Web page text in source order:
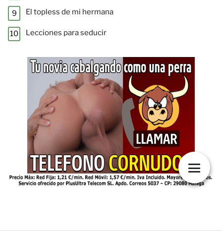
El topless de mi hermana
Lecciones para seducir